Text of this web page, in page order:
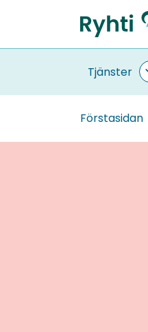
till
innehållet
Förstasidan
Tjänster
Förstasidan